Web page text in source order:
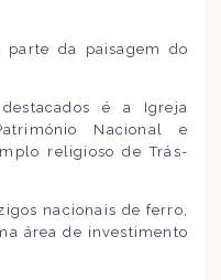
parte da paisagem do
é a Igreja
Nacional e
religioso de Trás-
nacionais de ferro,
área de investimento